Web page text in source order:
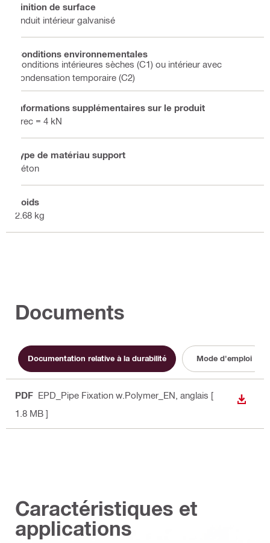
Finition de surface
Enduit intérieur galvanisé
Conditions environnementales
Conditions intérieures sèches (C1) ou intérieur avec
condensation temporaire (C2)
Informations supplémentaires sur le produit
Frec = 4 kN
Type de matériau support
Béton
Poids
2.68 kg
Documents
Documentation relative à la durabilité Mode d'emploi
PDF EPD_Pipe Fixation w.Polymer_EN , anglais [
1.8 MB ]
Caractéristiques et
applications